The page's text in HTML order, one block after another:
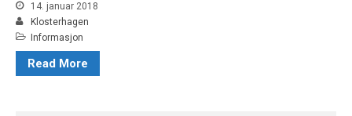
14. januar 2018
Klosterhagen
Informasjon
Read More